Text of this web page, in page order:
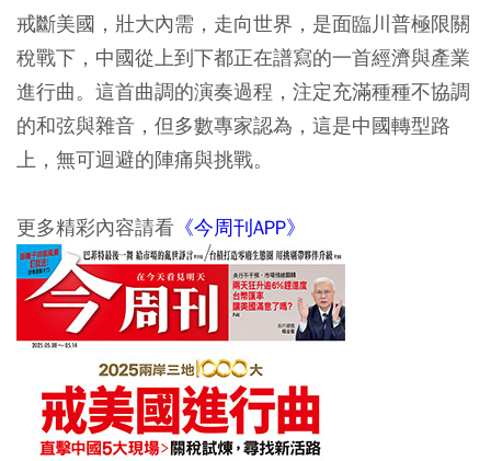
戒斷美國，壯大內需，走向世界，是面臨川普極限關
稅戰下，中國從上到下都正在譜寫的一首經濟與產業
進行曲。這首曲調的演奏過程，注定充滿種種不協調
的和弦與雜音，但多數專家認為，這是中國轉型路
上，無可迴避的陣痛與挑戰。
更多精彩內容請看 《今周刊APP》